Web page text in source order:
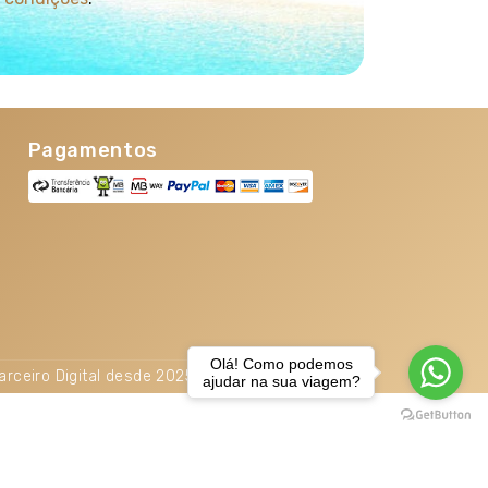
Pagamentos
Digital desde 2025. TOP 5% Melhores PME
Olá! Como podemos
ajudar na sua viagem?